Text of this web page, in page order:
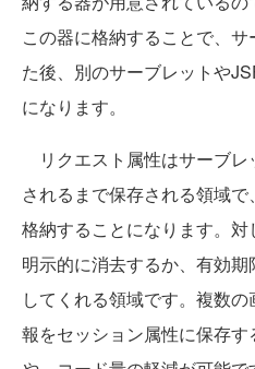
この器に格納することで、
た後、別のサーブレットや
になります。
リクエスト属性はサーブ
されるまで保存される領域
格納することになります。対
明示的に消去するか、有効
してくれる領域です。複数
報をセッション属性に保存